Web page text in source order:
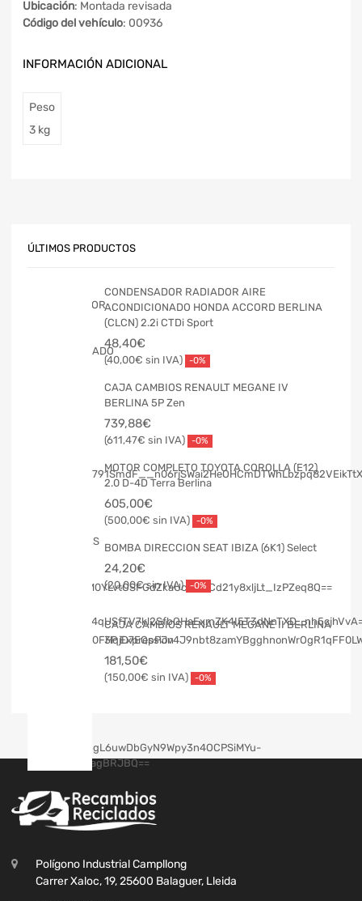
Ubicación: Montada revisada
Código del vehículo: 00936
INFORMACIÓN ADICIONAL
Peso
3 kg
ÚLTIMOS PRODUCTOS
CONDENSADOR RADIADOR AIRE
ACONDICIONADO HONDA ACCORD BERLINA
(CLCN) 2.2i CTDi Sport
48,40€
40,00€ -0%
CAJA CAMBIOS RENAULT MEGANE IV
BERLINA 5P Zen
739,88€
611,47€ -0%
MOTOR COMPLETO TOYOTA COROLLA (E12)
2.0 D-4D Terra Berlina
605,00€
500,00€ -0%
BOMBA DIRECCION SEAT IBIZA (6K1) Select
24,20€
20,00€ -0%
CAJA CAMBIOS RENAULT MEGANE II BERLINA
3P Expression
181,50€
150,00€ -0%
Polígono Industrial Campllong
Carrer Xaloc, 19, 25600 Balaguer, Lleida